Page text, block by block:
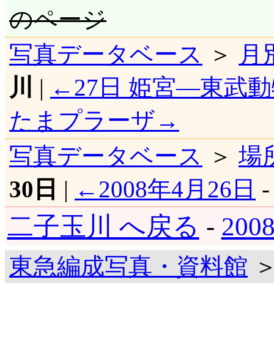
のページ
写真データベース
＞
月
川
| ←27日 姫宮―東武
たまプラーザ→
写真データベース
＞ 場
30日 | ←2008年4月26日
二子玉川 へ戻る -
東急編成写真・資料館